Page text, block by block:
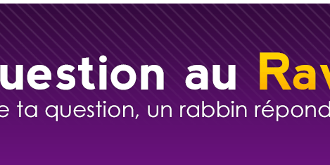
10 personnes viennent de demander une bénédiction
Il reste 49 places pour étudier en groupe sur Zoom
Dovan vient de donner son Maasser
2 personnes viennent de nous rejoindre sur WhatsApp
2 personnes viennent de nous rejoindre sur WhatsApp
Malgorzata vient de donner son Maasser